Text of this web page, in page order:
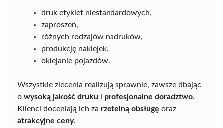
druk etykiet niestandardowych,
zaproszeń,
różnych rodzajów nadruków,
produkcję naklejek,
oklejanie pojazdów.
Wszystkie zlecenia realizują sprawnie, zawsze dbając
o wysoką jakość druku i profesjonalne doradztwo.
Klienci doceniają ich za rzetelną obsługę oraz
atrakcyjne ceny.